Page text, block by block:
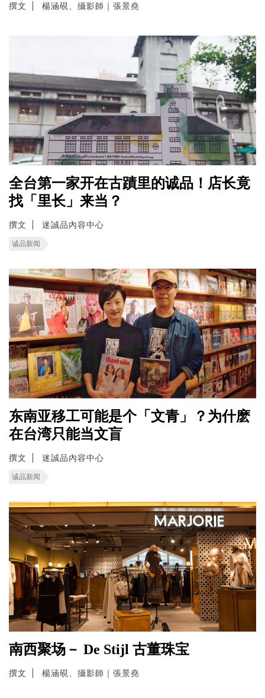
撰文 楊涵硯、攝影師｜張景堯
全台第一家开在古蹟里的诚品！店长竟
找「里长」来当？
撰文 迷誠品內容中心
诚品新闻
东南亚移工可能是个「文青」？为什麽
在台湾只能当文盲
撰文 迷誠品內容中心
诚品新闻
南西聚场－ De Stijl 古董珠宝
撰文 楊涵硯、攝影師｜張景堯